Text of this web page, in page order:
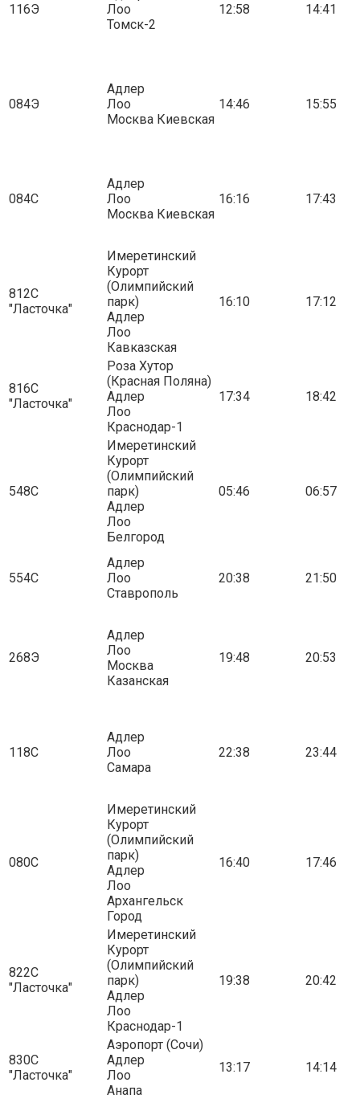
116Э
Лоо
Томск-2
12:58 14:41
084Э
Адлер
Лоо
Москва Киевская
14:46 15:55
084С
Адлер
Лоо
Москва Киевская
16:16 17:43
812С
"Ласточка"
Имеретинский
Курорт
(Олимпийский
парк)
Адлер
Лоо
Кавказская
16:10 17:12
816С
"Ласточка"
Роза Хутор
(Красная Поляна)
Адлер
Лоо
Краснодар-1
17:34 18:42
548С
Имеретинский
Курорт
(Олимпийский
парк)
Адлер
Лоо
Белгород
05:46 06:57
554С
Адлер
Лоо
Ставрополь
20:38 21:50
268Э
Адлер
Лоо
Москва
Казанская
19:48 20:53
118С
Адлер
Лоо
Самара
22:38 23:44
080С
Имеретинский
Курорт
(Олимпийский
парк)
Адлер
Лоо
Архангельск
Город
16:40 17:46
822С
"Ласточка"
Имеретинский
Курорт
(Олимпийский
парк)
Адлер
Лоо
Краснодар-1
19:38 20:42
830С
"Ласточка"
Аэропорт (Сочи)
Адлер
Лоо
Анапа
13:17 14:14